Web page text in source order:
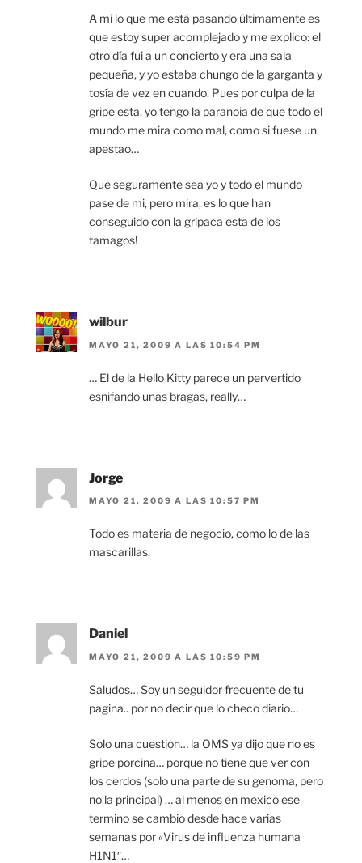
A mi lo que me está pasando últimamente es
que estoy super acomplejado y me explico: el
otro día fui a un concierto y era una sala
pequeña, y yo estaba chungo de la garganta y
tosía de vez en cuando. Pues por culpa de la
gripe esta, yo tengo la paranoia de que todo el
mundo me mira como mal, como si fuese un
apestao…
Que seguramente sea yo y todo el mundo
pase de mi, pero mira, es lo que han
conseguido con la gripaca esta de los
tamagos!
wilbur
MAYO 21, 2009 A LAS 10:54 PM
… El de la Hello Kitty parece un pervertido
esnifando unas bragas, really…
Jorge
MAYO 21, 2009 A LAS 10:57 PM
Todo es materia de negocio, como lo de las
mascarillas.
Daniel
MAYO 21, 2009 A LAS 10:59 PM
Saludos… Soy un seguidor frecuente de tu
pagina.. por no decir que lo checo diario…
Solo una cuestion… la OMS ya dijo que no es
gripe porcina… porque no tiene que ver con
los cerdos (solo una parte de su genoma, pero
no la principal) … al menos en mexico ese
termino se cambio desde hace varias
semanas por «Virus de influenza humana
H1N1″…